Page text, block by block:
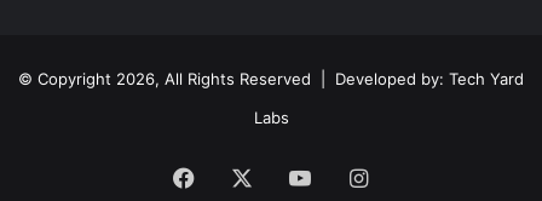
© Copyright 2026, All Rights Reserved | Developed by: Tech Yard
Labs
Facebook YouTubeInstagram